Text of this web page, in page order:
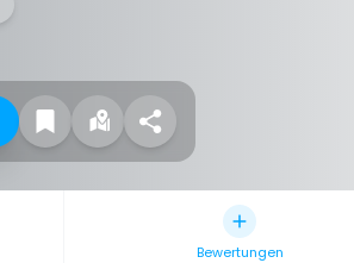
Bewertungen